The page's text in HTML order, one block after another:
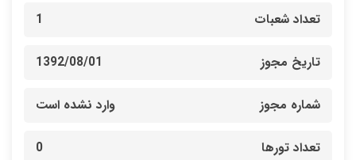
تعداد شعبات 1
تاریخ مجوز 1392/08/01
شماره مجوز وارد نشده است
تعداد تورها 0